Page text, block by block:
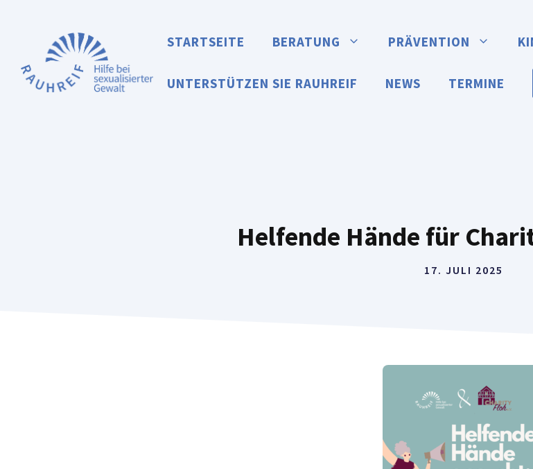
springen
STARTSEITE BERATUNG PRÄVENTION
UNTERSTÜTZEN SIE RAUHREIF NEWS TERMINE
Helfende Hände für
17. JULI 2025